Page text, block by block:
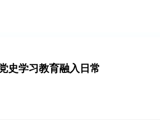
史学习教育融入日常